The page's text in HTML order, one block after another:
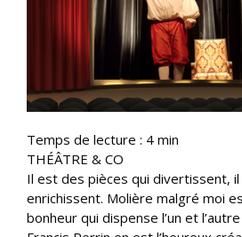
Temps de lecture : 4 min
THÉÂTRE & CO
Il est des pièces qui divertissent, il
enrichissent. Molière malgré moi
bonheur qui dispense l’un et